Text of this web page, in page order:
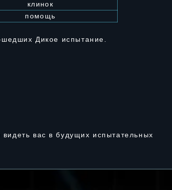
клинок
помощь
Дикое испытание.
вас в будущих испытательных